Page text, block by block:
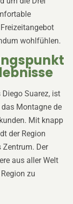
wohlfühlen.
Suarez, ist
Montagne de
Mit knapp
der Region
Zentrum. Der
aus aller Welt
zu